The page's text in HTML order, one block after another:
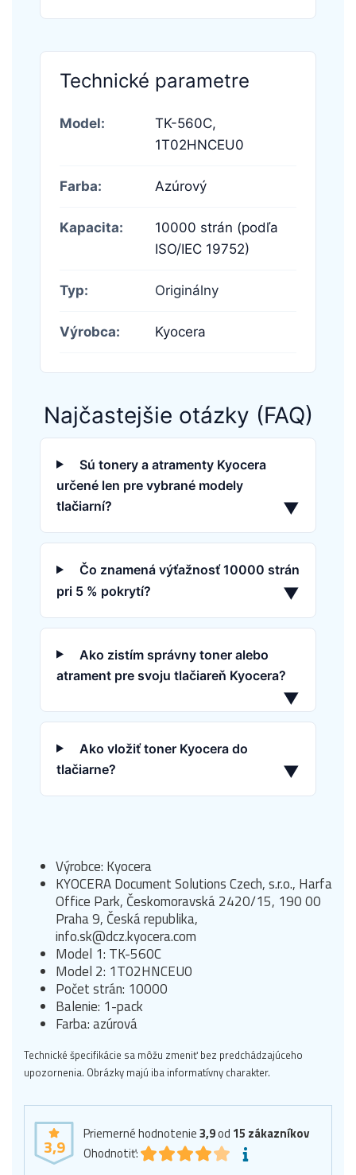
Technické parametre
Model:
TK-560C,
1T02HNCEU0
Farba: Azúrový
Kapacita:
10000 strán (podľa
ISO/IEC 19752)
Typ: Originálny
Výrobca: Kyocera
Najčastejšie otázky (FAQ)
Sú tonery a atramenty Kyocera
určené len pre vybrané modely
tlačiarní?
▼
Čo znamená výťažnosť 10000 strán
pri 5 % pokrytí?
▼
Ako zistím správny toner alebo
atrament pre svoju tlačiareň Kyocera?
▼
Ako vložiť toner Kyocera do
tlačiarne?
▼
Výrobce: Kyocera
KYOCERA Document Solutions Czech, s.r.o., Harfa
Office Park, Českomoravská 2420/15, 190 00
Praha 9, Česká republika,
info.sk@dcz.kyocera.com
Model 1: TK-560C
Model 2: 1T02HNCEU0
Počet strán: 10000
Balenie: 1-pack
Farba: azúrová
Technické špecifikácie sa môžu zmeniť bez predchádzajúceho
upozornenia. Obrázky majú iba informatívny charakter.
3,9
Priemerné hodnotenie3,9od 15 zákazníkov
Ohodnotiť: